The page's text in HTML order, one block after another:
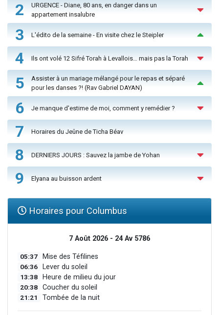
2
URGENCE - Diane, 80 ans, en danger dans un
appartement insalubre
3 L'édito de la semaine - En visite chez le Steipler
4 Ils ont volé 12 Sifré Torah à Levallois… mais pas la Torah
5
Assister à un mariage mélangé pour le repas et séparé
pour les danses ?! (Rav Gabriel DAYAN)
6 Je manque d'estime de moi, comment y remédier ?
7 Horaires du Jeûne de Ticha Béav
8 DERNIERS JOURS : Sauvez la jambe de Yohan
9 Elyana au buisson ardent
Horaires pour Columbus
7 Août 2026 - 24 Av 5786
05:37 Mise des Téfilines
06:36 Lever du soleil
13:38 Heure de milieu du jour
20:38 Coucher du soleil
21:21 Tombée de la nuit